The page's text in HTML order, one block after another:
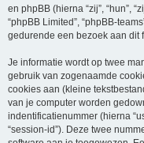
en phpBB (hierna “zij”, “hun”,
“phpBB Limited”, “phpBB-
gedurende een bezoek aan dit
Je informatie wordt op twee
gebruik van zogenaamde
cookies aan (kleine
van je computer worden
indentificatienummer (hierna
“session-id”). Deze twee